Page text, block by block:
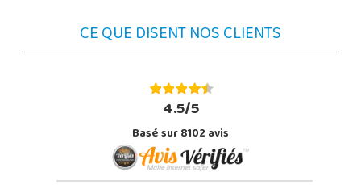
CE QUE DISENT NOS CLIENTS
4.5/5
Basé sur 8102 avis